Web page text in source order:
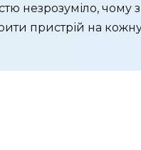
незрозуміло, чому
пристрій на